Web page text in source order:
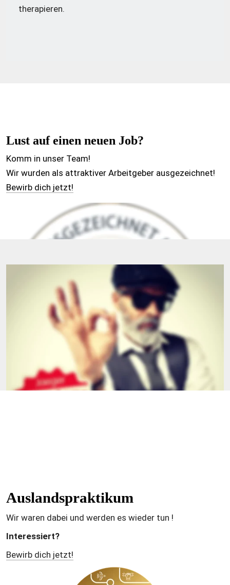
therapieren.
Lust auf einen neuen Job?
Komm in unser Team!
Wir wurden als attraktiver Arbeitgeber ausgezeichnet!
Bewirb dich jetzt!
Deine Einlagen passen nicht?
Komm rein, wir ändern das!
Die Einlagen passen immer noch nicht?
Komm rein und hol dein Geld zurück!
Verlass dich drauf!
Auslandspraktikum
Wir waren dabei und werden es wieder tun !
Interessiert?
Bewirb dich jetzt!